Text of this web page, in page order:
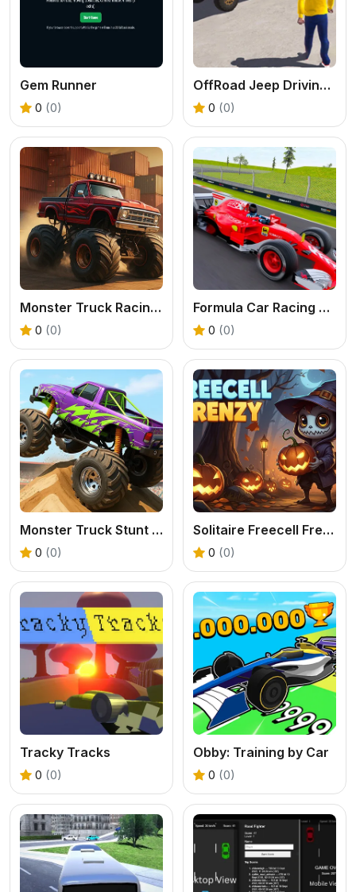
Gem Runner
0 (0)
OffRoad Jeep Driving Game
0 (0)
Monster Truck Racing Game
0 (0)
Formula Car Racing Games
0 (0)
Monster Truck Stunt Game
0 (0)
Solitaire Freecell Frenzy
0 (0)
Tracky Tracks
0 (0)
Obby: Training by Car
0 (0)